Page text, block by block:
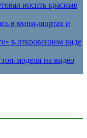
носить красные
в мини-шортах и
в откровенном виде
модели на видео